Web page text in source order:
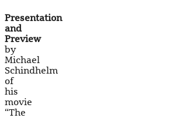
Presentation
and
Preview
by
Michael
Schindhelm
of
his
movie
“The